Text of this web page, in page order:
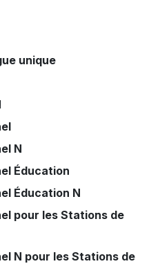
unique
N
Éducation
Éducation N
pour les Stations de
N pour les Stations de